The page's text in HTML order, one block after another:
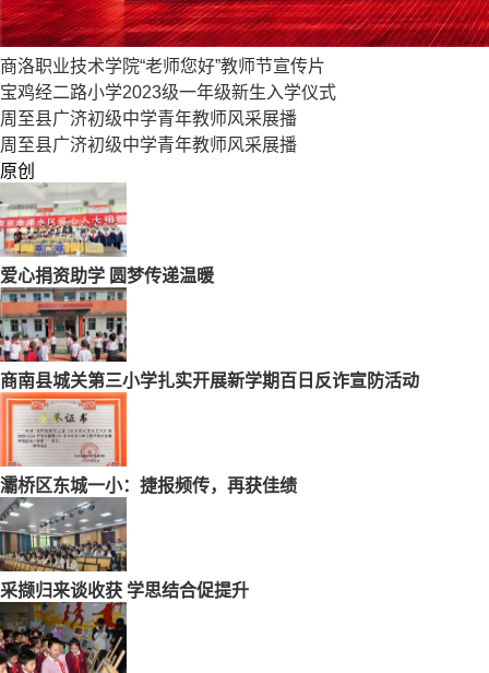
商洛职业技术学院“老师您好”教师节宣传片
宝鸡经二路小学2023级一年级新生入学仪式
周至县广济初级中学青年教师风采展播
周至县广济初级中学青年教师风采展播
原创
爱心捐资助学 圆梦传递温暖
商南县城关第三小学扎实开展新学期百日反诈宣防活动
灞桥区东城一小：捷报频传，再获佳绩
采撷归来谈收获 学思结合促提升